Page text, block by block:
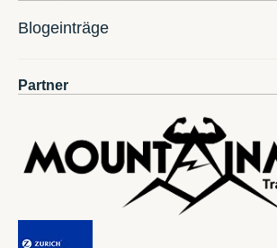
Blogeinträge
Partner